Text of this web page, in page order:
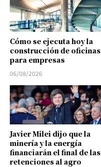
Cómo se ejecuta hoy la
construcción de oficinas
para empresas
06/08/2026
Javier Milei dijo que la
minería y la energía
financiarán el final de las
retenciones al agro